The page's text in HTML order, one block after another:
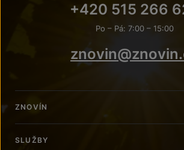
+420 515 266
Po – Pá: 7:00 – 15:00
ZNOVÍN
SLUŽBY